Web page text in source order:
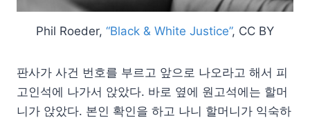
Phil Roeder, “Black & White Justice”, CC BY
판사가 사건 번호를 부르고 앞으로 나오라고 해서 피
고인석에 나가서 앉았다. 바로 옆에 원고석에는 할머
니가 앉았다. 본인 확인을 하고 나니 할머니가 익숙하